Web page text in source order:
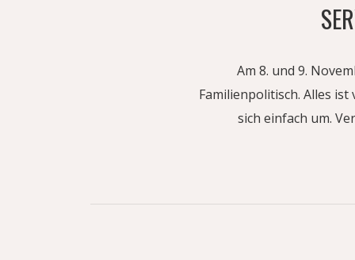
Am 8. und 9.
Familienpolitisch. Alles
sich einfach um.